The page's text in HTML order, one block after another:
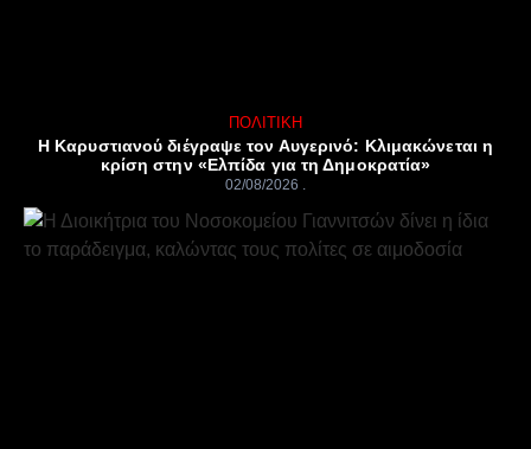
ΠΟΛΙΤΙΚΉ
Η Καρυστιανού διέγραψε τον Αυγερινό: Κλιμακώνεται η
κρίση στην «Ελπίδα για τη Δημοκρατία»
02/08/2026